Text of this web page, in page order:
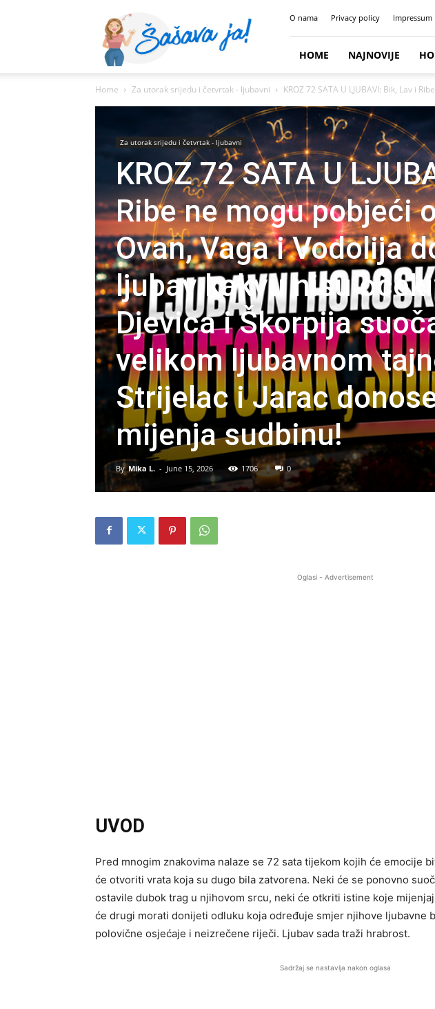
Ja
O nama Privacy policy Impressum
HOME NAJNOVIJE
Home Za utorak srijedu i četvrtak - ljubavni KROZ 72 SATA U LJUBAVI: Bik, Lav i
Za utorak srijedu i četvrtak - ljubavni
KROZ 72 SATA U
Ribe ne mogu pobjeći
Ovan, Vaga i Vodolija
ljubav kakvu nisu
Djevica i Škorpija
velikom ljubavnom
Strijelac i Jarac
mijenja sudbinu!
By Mika L. - June 15, 2026 1706 0
Oglasi - Advertisement
UVOD
Pred mnogim znakovima nalaze se 72 sata tijekom kojih će emocije
će otvoriti vrata koja su dugo bila zatvorena. Neki će se ponovno
ostavile dubok trag u njihovom srcu, neki će otkriti istine koje
će drugi morati donijeti odluku koja određuje smjer njihove ljubavne
polovične osjećaje i neizrečene riječi. Ljubav sada traži hrabrost.
Sadržaj se nastavlja nakon oglasa